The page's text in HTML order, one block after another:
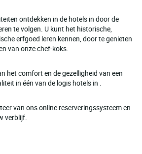
ontdekken in de hotels in door de
te volgen. U kunt het historische,
erfgoed leren kennen, door te genieten
van onze chef-koks.
het comfort en de gezelligheid van een
in één van de logis hotels in .
van ons online reserveringssysteem en
verblijf.